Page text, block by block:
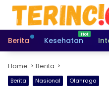
Skip
content
Berita
Kesehatan
Home Berita
Berita Nasional Olahraga